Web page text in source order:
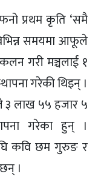
प्रथम कृति ‘समै
समयमा आफूले
गरी मञ्चलाई १
गरेकी थिइन् ।
लाख ५५ हजार ५
गरेका हुन् ।
कवि छम गुरुङ र
।